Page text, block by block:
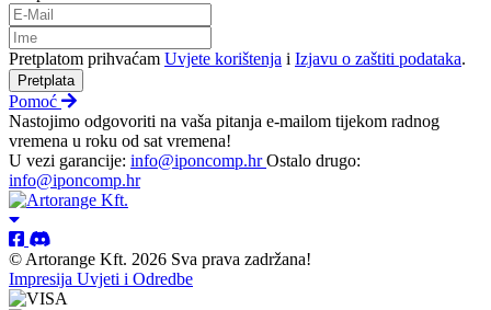
Pretplatom prihvaćam Uvjete korištenja i Izjavu o zaštiti podataka.
Pretplata
Pomoć
Nastojimo odgovoriti na vaša pitanja e-mailom tijekom radnog
vremena u roku od sat vremena!
U vezi garancije: info@iponcomp.hrOstalo drugo:
info@iponcomp.hr
© Artorange Kft. 2026 Sva prava zadržana!
Impresija Uvjeti i Odredbe